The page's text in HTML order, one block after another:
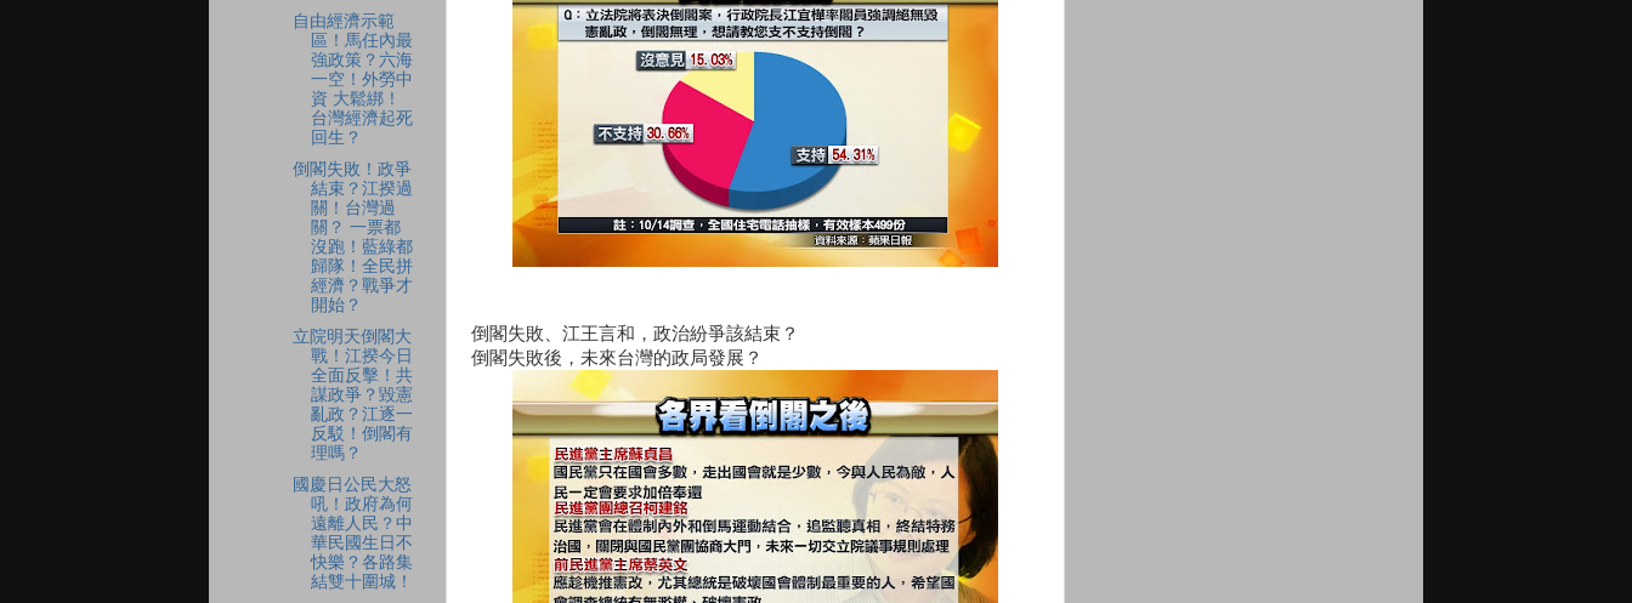
倒閣失敗、江王言和，政治紛爭該結束？
倒閣失敗後，未來台灣的政局發展？
自由經濟示範
區！馬任內最
強政策？六海
一空！外勞中
資 大鬆綁！
台灣經濟起死
回生？
倒閣失敗！政爭
結束？江揆過
關！台灣過
關？ 一票都
沒跑！藍綠都
歸隊！全民拼
經濟？戰爭才
開始？
立院明天倒閣大
戰！江揆今日
全面反擊！共
謀政爭？毀憲
亂政？江逐一
反駁！倒閣有
理嗎？
國慶日公民大怒
吼！政府為何
遠離人民？中
華民國生日不
快樂？各路集
結雙十圍城！